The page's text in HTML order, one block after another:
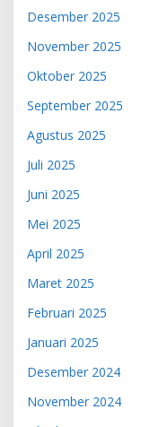
Desember 2025
November 2025
Oktober 2025
September 2025
Agustus 2025
Juli 2025
Juni 2025
Mei 2025
April 2025
Maret 2025
Februari 2025
Januari 2025
Desember 2024
November 2024